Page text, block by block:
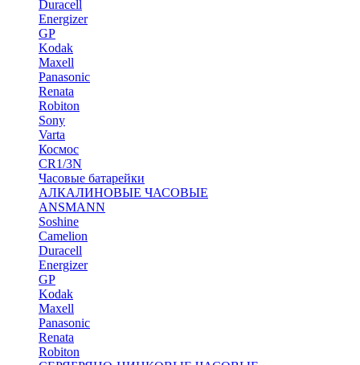
Duracell
Energizer
GP
Kodak
Maxell
Panasonic
Renata
Robiton
Sony
Varta
Космос
CR1/3N
Часовые батарейки
АЛКАЛИНОВЫЕ ЧАСОВЫЕ
ANSMANN
Soshine
Camelion
Duracell
Energizer
GP
Kodak
Maxell
Panasonic
Renata
Robiton